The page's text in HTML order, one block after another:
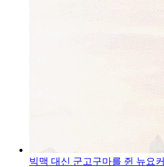
빅맥 대신 군고구마를 쥔 뉴요커